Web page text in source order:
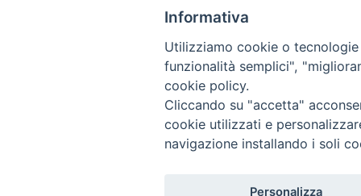
Via Santa Maria
Sorrento (NA)
tel. 0818781244
Giorni ed Orari
Venerdì ore 09:30 –
PEC:
Informativa
Utilizziamo cookie o
funzionalità semplici",
cookie policy.
Cliccando su "accetta"
cookie utilizzati e
navigazione installando i soli
Personalizza